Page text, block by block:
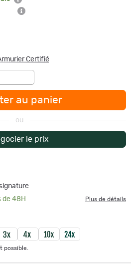
Certifié
au panier
ou
le prix
de 48H
Plus de détails
possible.